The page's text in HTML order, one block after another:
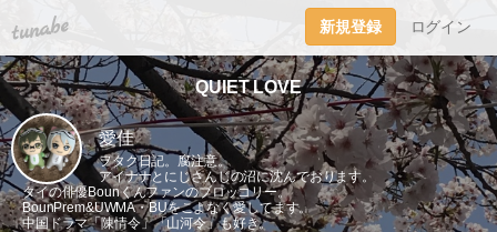
tuna.be 新規登録 ログイン
QUIET LOVE
愛佳
ヲタク日記。腐注意。
アイナナとにじさんじの沼に沈んでおります。
タイの俳優Bounくんファンのブロッコリー。
BounPrem&UWMA・BUをこよなく愛してます。
中国ドラマ「陳情令」「山河令」も好き。